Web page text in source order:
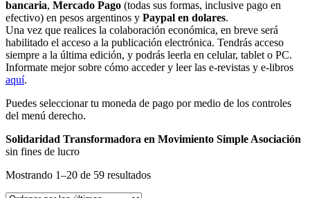
bancaria, Mercado Pago (todas sus formas, inclusive pago en
efectivo) en pesos argentinos y Paypal en dolares.
Una vez que realices la colaboración económica, en breve será
habilitado el acceso a la publicación electrónica. Tendrás acceso
siempre a la última edición, y podrás leerla en celular, tablet o PC.
Informate mejor sobre cómo acceder y leer las e-revistas y e-libros
aquí.
Puedes seleccionar tu moneda de pago por medio de los controles
del menú derecho.
Solidaridad Transformadora en Movimiento Simple Asociación
sin fines de lucro
Mostrando 1–20 de 59 resultadosOrdenado